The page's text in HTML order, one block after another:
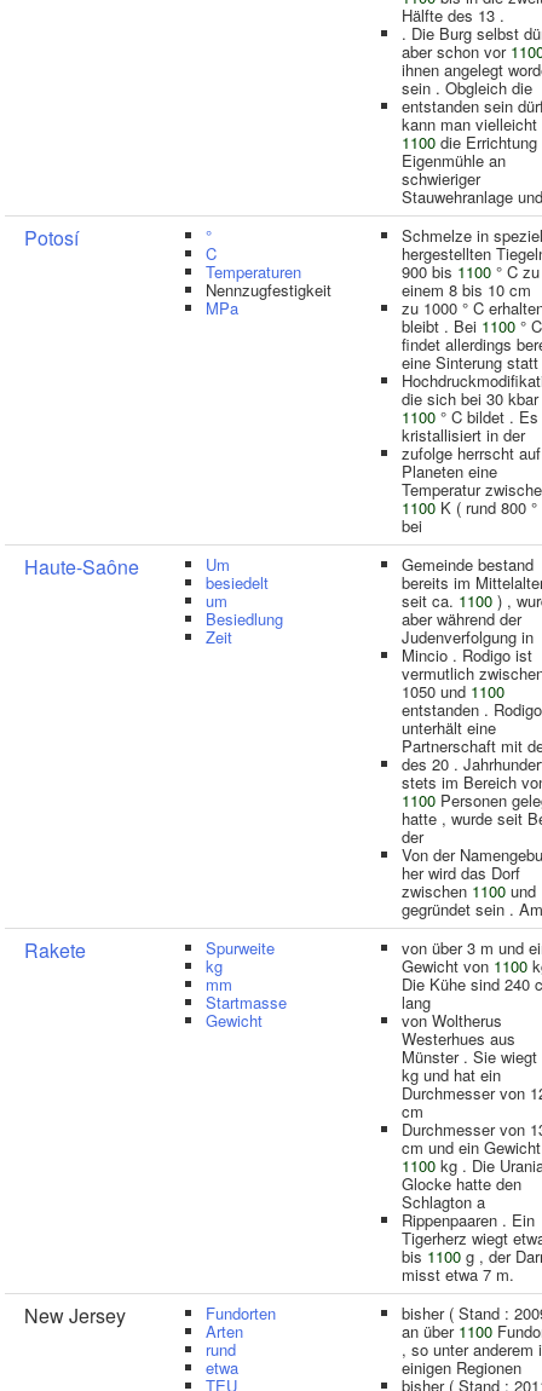
Hälfte des 13 .
. Die Burg selbst
aber schon vor
ihnen angelegt
sein . Obgleich die
entstanden sein
kann man vielleicht
1100 die Errichtung
Eigenmühle an
schwieriger
Stauwehranlage und
Potosí °
C
Temperaturen
Nennzugfestigkeit
MPa
Schmelze in
hergestellten
900 bis 1100 ° C zu
einem 8 bis 10 cm
zu 1000 ° C
bleibt . Bei 1100 ° C
findet allerdings
eine Sinterung statt
die sich bei 30
1100 ° C bildet . Es
kristallisiert in der
zufolge herrscht
Planeten eine
Temperatur
1100 K ( rund 800
bei
Haute-Saône Um
besiedelt
um
Besiedlung
Zeit
Gemeinde bestand
bereits im
seit ca. 1100 ) ,
aber während der
Judenverfolgung in
Mincio . Rodigo ist
vermutlich
1050 und 1100
entstanden . Rodigo
unterhält eine
Partnerschaft mit
des 20 .
stets im Bereich
1100 Personen
hatte , wurde seit
der
Von der
her wird das Dorf
zwischen 1100 und
gegründet sein .
Rakete Spurweite
kg
mm
Startmasse
Gewicht
von über 3 m und
Gewicht von 1100
Die Kühe sind 240
lang
von Woltherus
Westerhues aus
Münster . Sie wiegt
kg und hat ein
Durchmesser von
cm
Durchmesser von
cm und ein
1100 kg . Die
Glocke hatte den
Schlagton a
Rippenpaaren . Ein
Tigerherz wiegt
bis 1100 g , der
misst etwa 7 m.
New Jersey Fundorten
Arten
rund
etwa
TEU
bisher ( Stand :
an über 1100
, so unter anderem
einigen Regionen
bisher ( Stand :